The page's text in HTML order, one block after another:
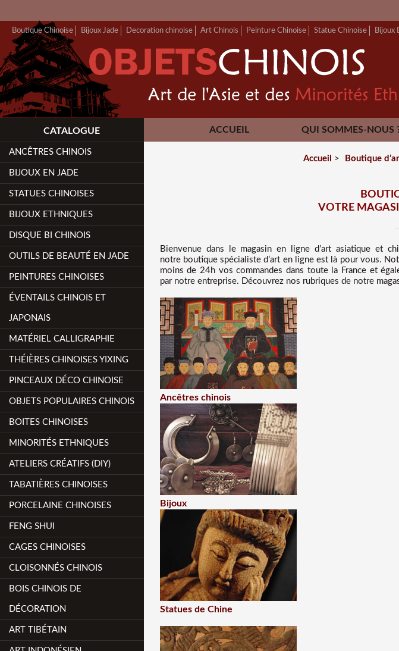
Boutique Chinoise Bijoux Jade Decoration chinoise Art Chinois Peinture Chinoise Statue Chinoise Bijoux
ACCUEIL QUI SOMMES-NOUS
CATALOGUE
ANCÊTRES CHINOIS
BIJOUX EN JADE
STATUES CHINOISES
BIJOUX ETHNIQUES
DISQUE BI CHINOIS
OUTILS DE BEAUTÉ EN JADE
PEINTURES CHINOISES
ÉVENTAILS CHINOIS ET
JAPONAIS
MATÉRIEL CALLIGRAPHIE
THÉIÈRES CHINOISES YIXING
PINCEAUX DÉCO CHINOISE
OBJETS POPULAIRES CHINOIS
BOITES CHINOISES
MINORITÉS ETHNIQUES
ATELIERS CRÉATIFS (DIY)
TABATIÈRES CHINOISES
PORCELAINE CHINOISES
FENG SHUI
CAGES CHINOISES
CLOISONNÉS CHINOIS
BOIS CHINOIS DE
DÉCORATION
ART TIBÉTAIN
Accueil > Boutique
VOTRE
Bienvenue dans le magasin en ligne d’art asiatique et
notre boutique spécialiste d’art en ligne est là pour vous.
moins de 24h vos commandes dans toute la France et
par notre entreprise. Découvrez nos rubriques de notre
Ancêtres chinois
Bijoux
Statues de Chine